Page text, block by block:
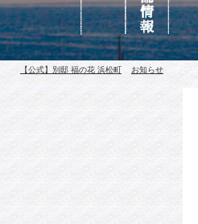
【公式】別邸 福の花 浜松町 お知らせ